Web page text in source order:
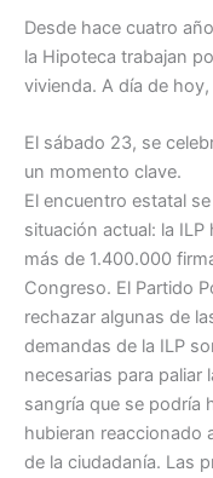
Desde hace cuatro
la Hipoteca trabajan
vivienda. A día de
El sábado 23, se
un momento clave.
El encuentro estatal
situación actual: la
más de 1.400.000
Congreso. El Partido
rechazar algunas de
demandas de la ILP
necesarias para paliar
sangría que se podría
hubieran reaccionado
de la ciudadanía. Las